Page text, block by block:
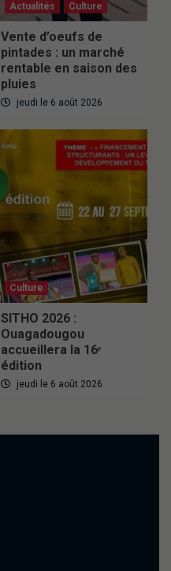
Actualités Culture
Vente d’oeufs de
pintades : un marché
rentable en saison des
pluies
jeudi le 6 août 2026
Culture
SITHO 2026 :
Ouagadougou
accueillera la 16ᵉ
édition
jeudi le 6 août 2026